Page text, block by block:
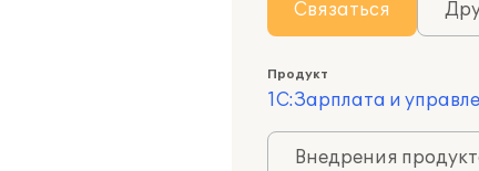
Связаться
Продукт
1С:Зарплата и
Внедрения